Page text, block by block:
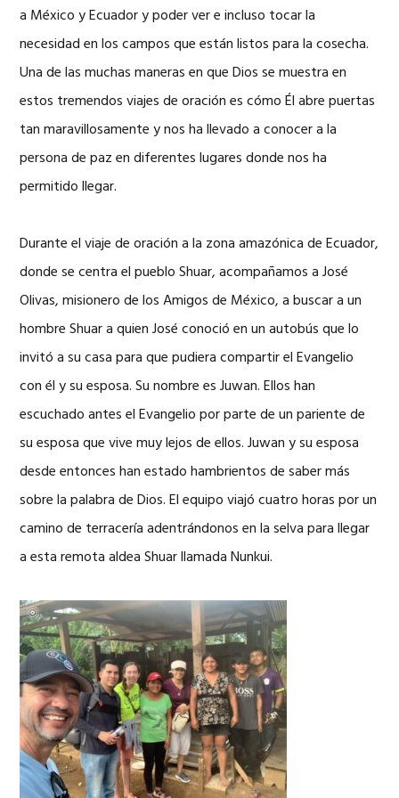
a México y Ecuador y poder ver e incluso tocar la
necesidad en los campos que están listos para la cosecha.
Una de las muchas maneras en que Dios se muestra en
estos tremendos viajes de oración es cómo Él abre puertas
tan maravillosamente y nos ha llevado a conocer a la
persona de paz en diferentes lugares donde nos ha
permitido llegar.
Durante el viaje de oración a la zona amazónica de Ecuador,
donde se centra el pueblo Shuar, acompañamos a José
Olivas, misionero de los Amigos de México, a buscar a un
hombre Shuar a quien José conoció en un autobús que lo
invitó a su casa para que pudiera compartir el Evangelio
con él y su esposa. Su nombre es Juwan. Ellos han
escuchado antes el Evangelio por parte de un pariente de
su esposa que vive muy lejos de ellos. Juwan y su esposa
desde entonces han estado hambrientos de saber más
sobre la palabra de Dios. El equipo viajó cuatro horas por un
camino de terracería adentrándonos en la selva para llegar
a esta remota aldea Shuar llamada Nunkui.